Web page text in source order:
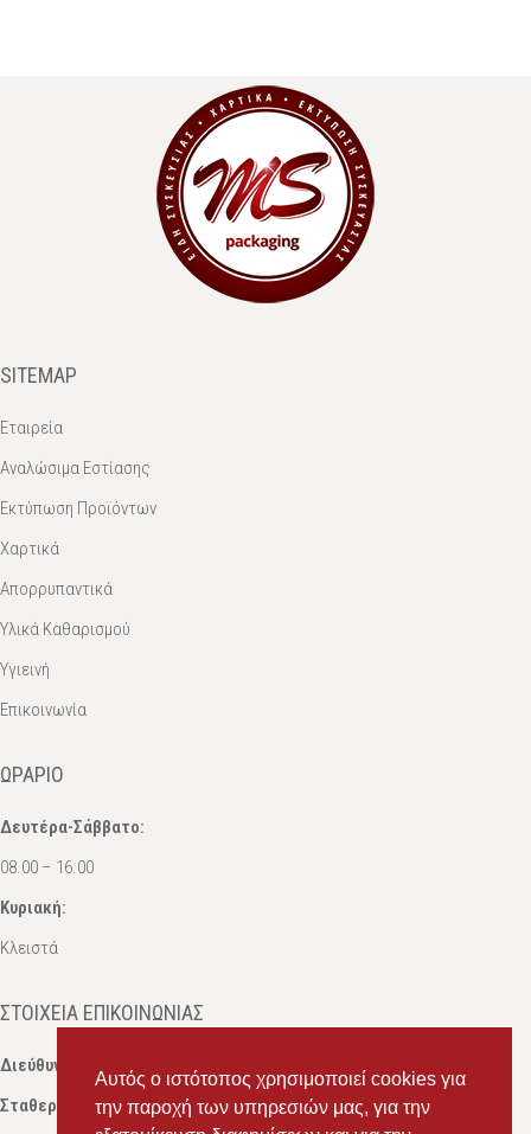
Αυτός ο ιστότοπος χρησιμοποιεί cookies για
την παροχή των υπηρεσιών μας, για την
SITEMAP
Εταιρεία
Αναλώσιμα Εστίασης
Εκτύπωση Προϊόντων
Χαρτικά
Απορρυπαντικά
Υλικά Καθαρισμού
Υγιεινή
Επικοινωνία
ΩΡΆΡΙΟ
Δευτέρα-Σάββατο:
08.00 – 16.00
Κυριακή:
Κλειστά
ΣΤΟΙΧΕΊΑ ΕΠΙΚΟΙΝΩΝΊΑΣ
Διεύθυνση:
Σταθερό:
2614 000595